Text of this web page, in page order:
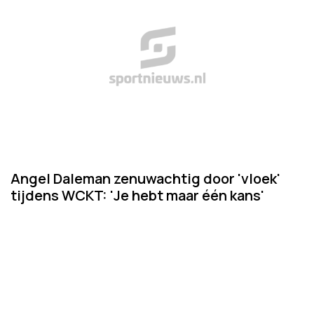
Angel Daleman zenuwachtig door 'vloek'
tijdens WCKT: 'Je hebt maar één kans'